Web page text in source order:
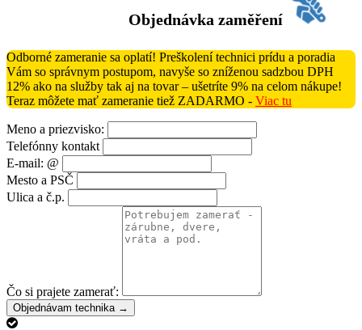
Objednávka zaměření
Odborné zameranie sa oplatí! Preškolení technici prídu a poradia
Vám so správnym postupom, navyše so zníženou sadzbou DPH
12% ako na služby tak aj na tovar – ušetríte 9% na celom nákupe!
Teraz môžete mať zameranie tiež ZADARMO - Viac tu
Meno a priezvisko:
Telefónny kontakt
E-mail: @
Mesto a PSČ
Ulica a č.p.
Čo si prajete zamerať:
Objednávam technika →